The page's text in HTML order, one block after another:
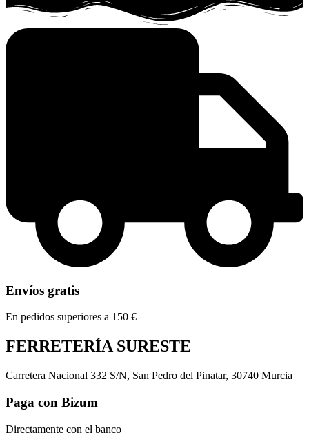
Envíos gratis
En pedidos superiores a 150 €
FERRETERÍA SURESTE
Carretera Nacional 332 S/N, San Pedro del Pinatar, 30740 Murcia
Paga con Bizum
Directamente con el banco